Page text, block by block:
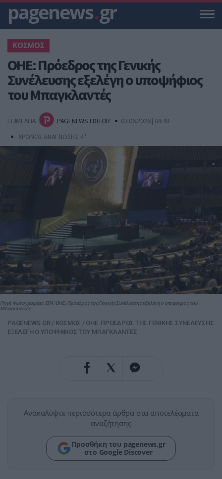
pagenews.gr
ΚΟΣΜΟΣ
ΟΗΕ: Πρόεδρος της Γενικής
Συνέλευσης εξελέγη ο υποψήφιος
του Μπαγκλαντές
ΕΠΙΜΕΛΕΙΑ PAGENEWS EDITOR
03.06.2026 | 04:48
ΧΡΟΝΟΣ ΑΝΑΓΝΩΣΗΣ 4 '
Πηγή Φωτογραφίας: EPA/ΟΗΕ: Πρόεδρος της Γενικής Συνέλευσης εξελέγη ο υποψήφιος του
Μπαγκλαντές
PAGENEWS.GR / ΚΟΣΜΟΣ / ΟΗΕ: ΠΡΟΕΔΡΟΣ ΤΗΣ ΓΕΝΙΚΗΣ ΣΥΝΕΛΕΥΣΗΣ
ΕΞΕΛΕΓΗ Ο ΥΠΟΨΗΦΙΟΣ ΤΟΥ ΜΠΑΓΚΛΑΝΤΕΣ
Ανακαλύψτε περισσότερα άρθρα στα αποτελέσματα
αναζήτησης
Προσθήκη του pagenews.gr
στο Google Discover